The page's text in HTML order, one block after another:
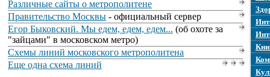
Различные сайты о метрополитене
Правительство Москвы - официальный сервер
Егор Быковский. Мы едем, едем, едем... (об охоте за
"зайцами" в московском метро)
Схемы линий московского метрополитена
Еще одна схема линий